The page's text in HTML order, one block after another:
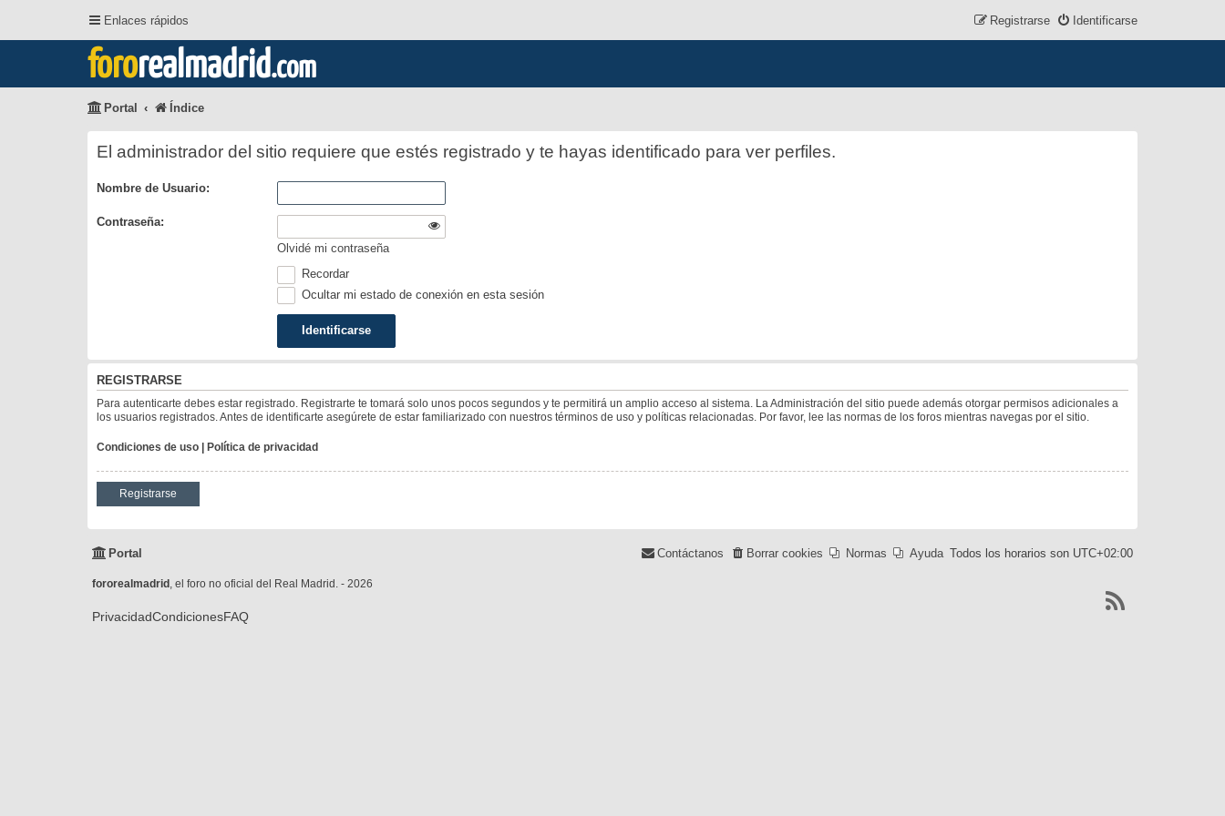
Enlaces rápidos Identificarse
Registrarse
fororealmadrid.com
Portal Índice
El administrador del sitio requiere que estés registrado y te hayas identificado para ver perfiles.
Nombre de Usuario:
Contraseña:
Olvidé mi contraseña
Recordar
Ocultar mi estado de conexión en esta sesión
REGISTRARSE
Para autenticarte debes estar registrado. Registrarte te tomará solo unos pocos segundos y te permitirá un amplio acceso al sistema. La Administración del sitio puede además otorgar permisos adicionales a
los usuarios registrados. Antes de identificarte asegúrete de estar familiarizado con nuestros términos de uso y políticas relacionadas. Por favor, lee las normas de los foros mientras navegas por el sitio.
Condiciones de uso | Política de privacidad
Registrarse
Portal Todos los horarios son UTC+02:00
Ayuda
Normas
Borrar cookies
Contáctanos
fororealmadrid , el foro no oficial del Real Madrid. - 2026
PrivacidadCondicionesFAQ